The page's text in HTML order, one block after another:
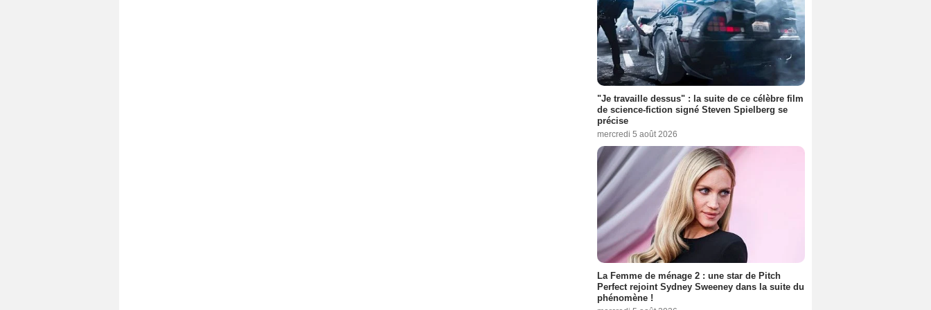
"Je travaille dessus" : la suite de ce célèbre film
de science-fiction signé Steven Spielberg se
précise
mercredi 5 août 2026
La Femme de ménage 2 : une star de Pitch
Perfect rejoint Sydney Sweeney dans la suite du
phénomène !